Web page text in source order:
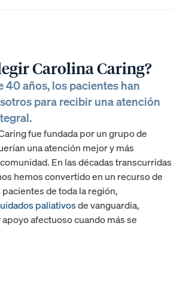
Carolina Caring?
40 años, los pacientes han
para recibir una atención
fue fundada por un grupo de
una atención mejor y más
En las décadas transcurridas
hemos convertido en un recurso de
de toda la región,
paliativosde vanguardia,
afectuoso cuando más se